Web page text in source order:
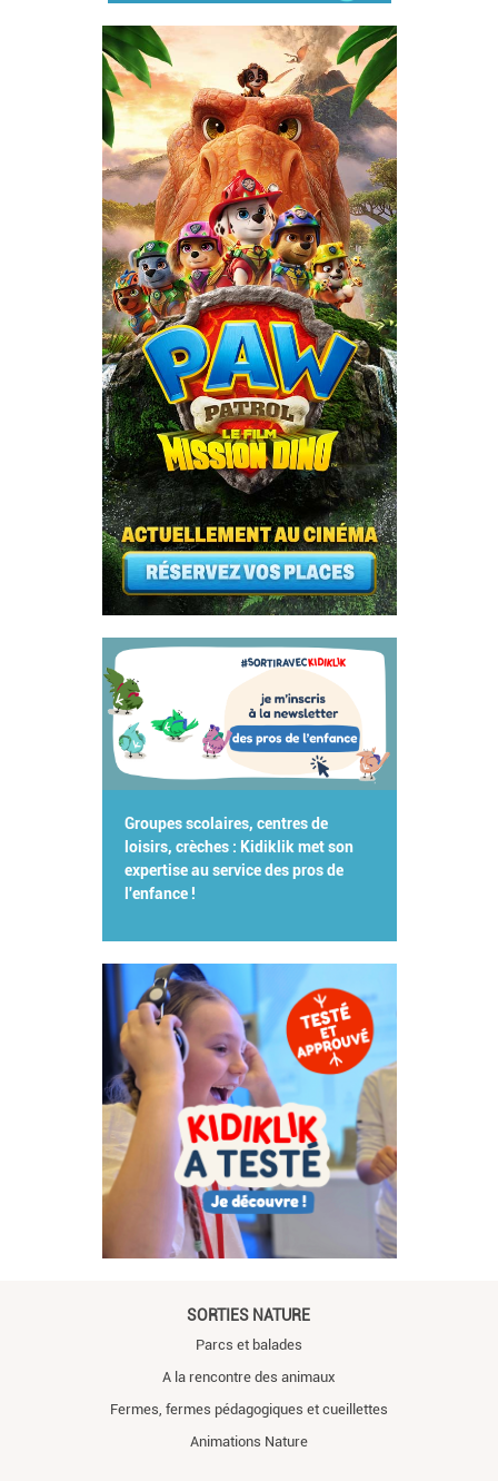
Groupes scolaires, centres de
loisirs, crèches : Kidiklik met son
expertise au service des pros de
l'enfance !
SORTIES NATURE
Parcs et balades
A la rencontre des animaux
Fermes, fermes pédagogiques et cueillettes
Animations Nature